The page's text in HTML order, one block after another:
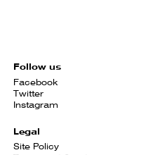
Follow us
Facebook
Twitter
Instagram
Legal
Site Policy